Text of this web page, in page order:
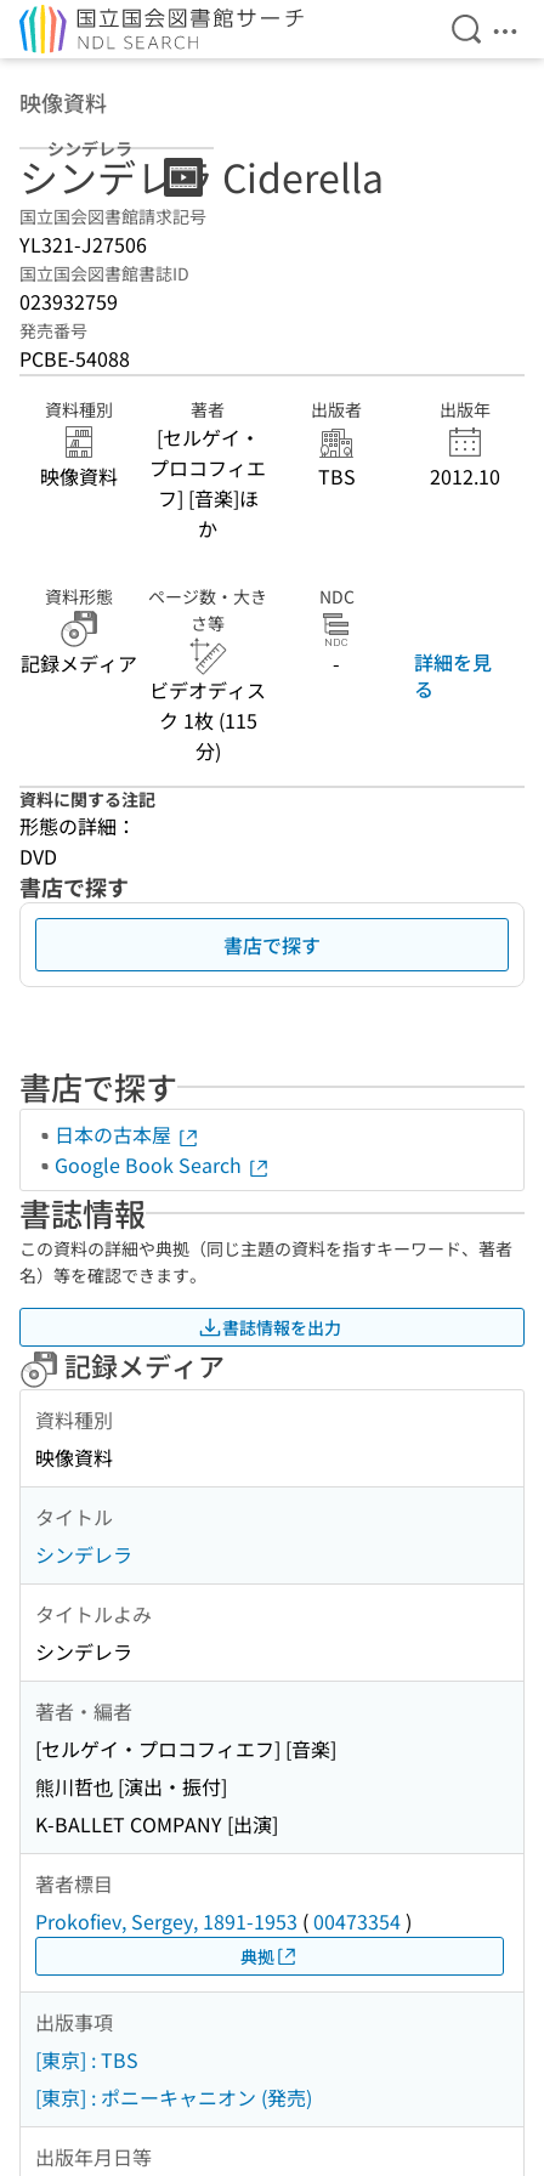
検索を
メ
映像資料
シンデレラ
シンデレラ Ciderella
国立国会図書館請求記号
YL321-J27506
国立国会図書館書誌ID
023932759
発売番号
PCBE-54088
資料種別
映像資料
著者
[セルゲイ・
プロコフィエ
フ] [音楽]ほ
か
出版者
TBS
出版年
2012.10
資料形態
記録メディア
ページ数・大き
さ等
ビデオディス
ク 1枚 (115
分)
NDC
-
詳細を見
る
資料に関する注記
形態の詳細：
DVD
書店で探す
書店で探す
書店で探す
日本の古本屋
Google Book Search
書誌情報
この資料の詳細や典拠（同じ主題の資料を指すキーワード、著者
名）等を確認できます。
書誌情報を出力
記録メディア
資料種別
映像資料
タイトル
シンデレラ
タイトルよみ
シンデレラ
著者・編者
[セルゲイ・プロコフィエフ] [音楽]
熊川哲也 [演出・振付]
K-BALLET COMPANY [出演]
著者標目
Prokofiev, Sergey, 1891-1953 (00473354)
典拠
出版事項
[東京] : TBS
[東京] : ポニーキャニオン (発売)
出版年月日等